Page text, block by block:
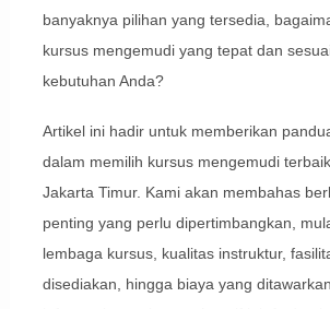
banyaknya pilihan yang tersedia,
kursus mengemudi yang tepat dan
kebutuhan Anda?
Artikel ini hadir untuk memberikan
dalam memilih kursus mengemudi
Jakarta Timur. Kami akan membahas
penting yang perlu dipertimbangkan,
lembaga kursus, kualitas instruktur,
disediakan, hingga biaya yang